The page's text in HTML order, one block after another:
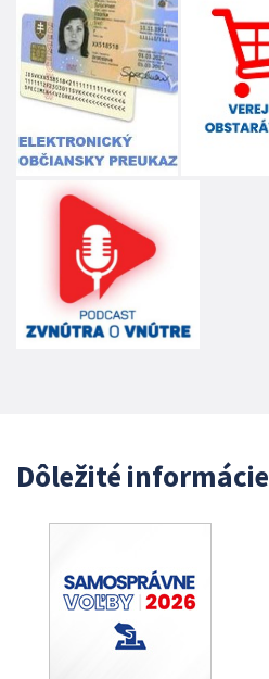
Dôležité informácie